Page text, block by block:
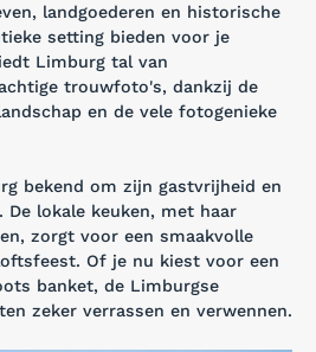
landgoederen en historische
setting bieden voor je
Limburg tal van
trouwfoto's, dankzij de
en de vele fotogenieke
bekend om zijn gastvrijheid en
lokale keuken, met haar
zorgt voor een smaakvolle
Of je nu kiest voor een
banket, de Limburgse
zeker verrassen en verwennen.